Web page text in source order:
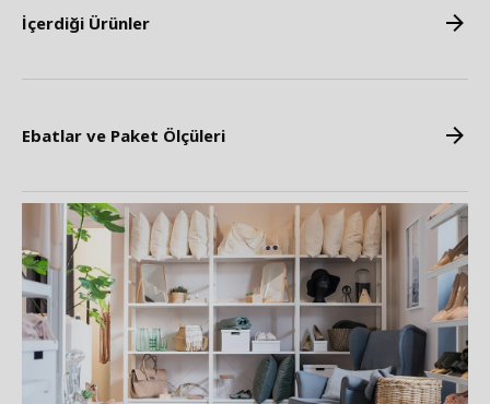
İçerdiği Ürünler
Ebatlar ve Paket Ölçüleri